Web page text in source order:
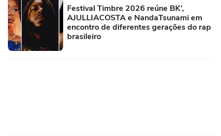
Festival Timbre 2026 reúne BK’,
AJULLIACOSTA e NandaTsunami em
encontro de diferentes gerações do rap
brasileiro